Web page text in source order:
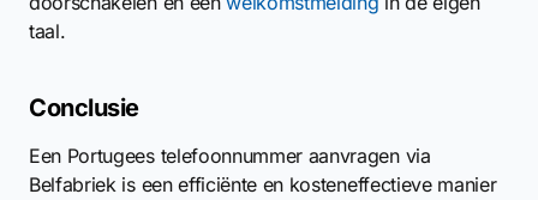
taal.
Conclusie
Een Portugees telefoonnummer aanvragen via
Belfabriek is een efficiënte en kosteneffectieve manier